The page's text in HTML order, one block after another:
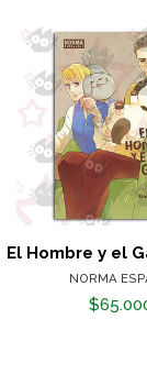
El Hombre y el
NORMA